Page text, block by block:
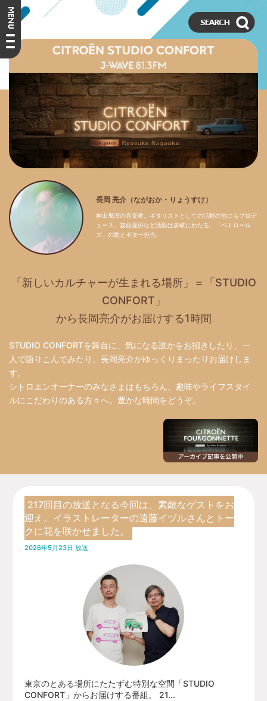
長岡 亮介（ながおか・りょうすけ）
神出鬼没の音楽家。ギタリストとしての活動の他にもプロデ
ュース、楽曲提供など活動は多岐にわたる。「ペトロール
ズ」の歌とギター担当。
「新しいカルチャーが生まれる場所」＝「STUDIO
CONFORT」
から長岡亮介がお届けする1時間
STUDIO CONFORTを舞台に、気になる誰かをお招きしたり、一
人で語りこんでみたり。長岡亮介がゆっくりまったりお届けしま
す。
シトロエンオーナーのみなさまはもちろん、趣味やライフスタイ
ルにこだわりのある方々へ。豊かな時間をどうぞ。
217回目の放送となる今回は、素敵なゲストをお
迎え。イラストレーターの遠藤イヅルさんとトー
クに花を咲かせました。
2026年5月23日 放送
東京のとある場所にたたずむ特別な空間「STUDIO
CONFORT」からお届けする番組。 21...